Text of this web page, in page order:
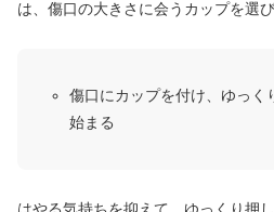
は、傷口の大きさに会うカップを選び
傷口にカップを付け、ゆっく
始まる